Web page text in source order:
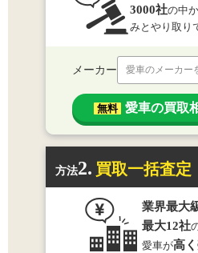
3000社の中
みとやり取り
メーカー 愛車のメーカー
無料 愛車の買取
方法2. 買取一括査定
業界最大
最大12社
愛車が高